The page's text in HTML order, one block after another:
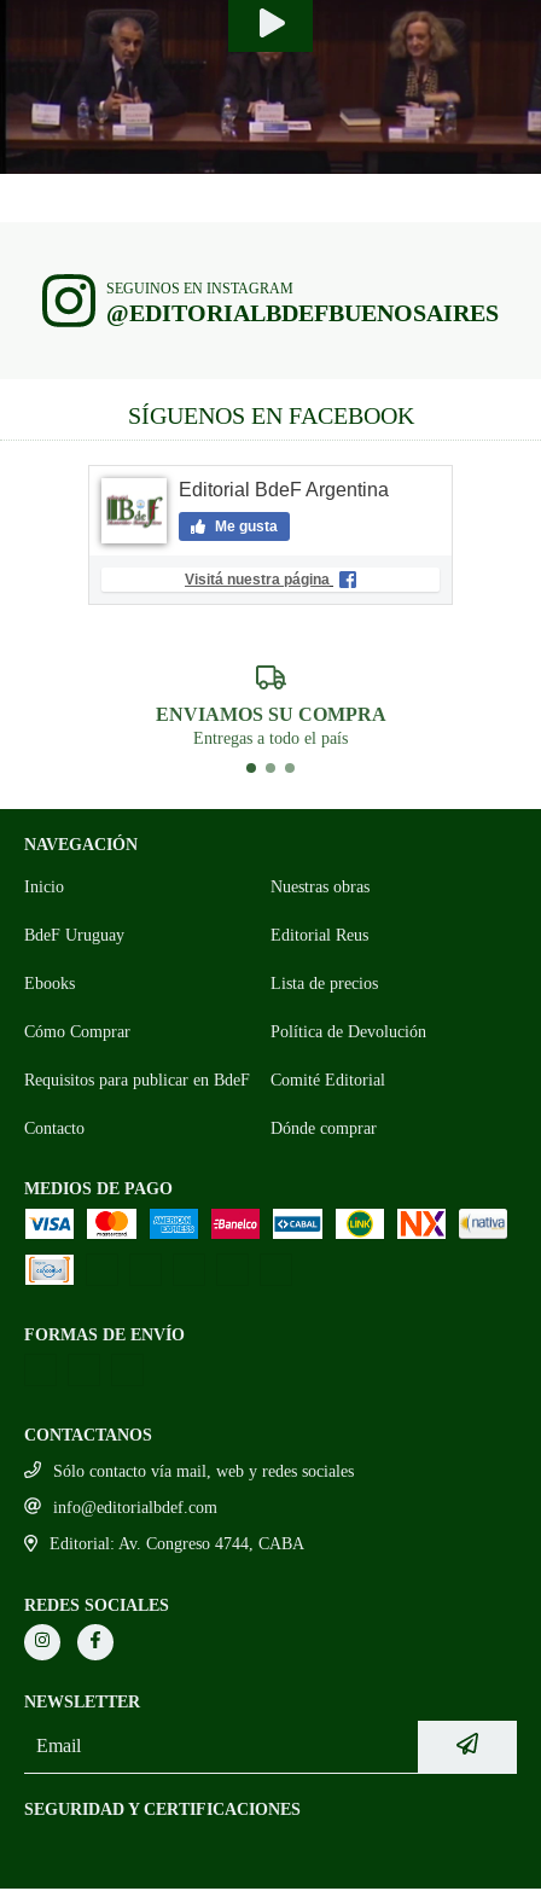
SEGUINOS EN INSTAGRAM
@EDITORIALBDEFBUENOSAIRES
SÍGUENOS EN FACEBOOK
Editorial BdeF Argentina
Me gusta
Visitá nuestra página
ENVIAMOS SU COMPRA
Entregas a todo el país
NAVEGACIÓN
Inicio Nuestras obras
BdeF Uruguay Editorial Reus
Ebooks Lista de precios
Cómo Comprar Política de Devolución
Requisitos para publicar en BdeF Comité Editorial
Contacto Dónde comprar
MEDIOS DE PAGO
FORMAS DE ENVÍO
CONTACTANOS
Sólo contacto vía mail, web y redes sociales
info@editorialbdef.com
Editorial: Av. Congreso 4744, CABA
REDES SOCIALES
NEWSLETTER
SEGURIDAD Y CERTIFICACIONES